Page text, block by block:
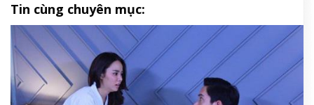
Tin cùng chuyên mục: